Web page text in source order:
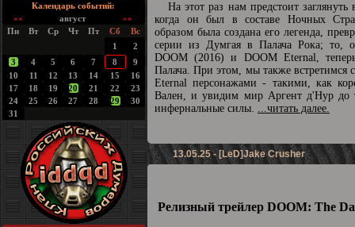
Календарь событий:
««
август
»»
Пн
Вт Ср Чт Пт Сб
Вс
1
2
3
4 5 6 7 8
9
10
11 12 13 14 15
16
17
18 19 20 21 22
23
24
25 26 27 28 29
30
31
На этот раз нам предстоит
когда он был в составе Ночных
образом была создана его легенда,
серии из Думгая в Палача Рока; то, о
DOOM (2016) и DOOM Eternal,
Палача. При этом, мы также встретимся
Eternal персонажами - такими, как
Вален, и увидим мир Аргент д'Нур до
инфернальные силы. ...читать далее.
13.05.25 - [LeD]Jake Crusher
Релизный трейлер DOOM: The